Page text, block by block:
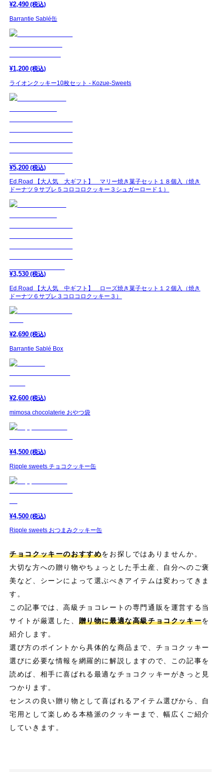
¥2,490 (税込)
Barrantie Sablé缶
¥1,200 (税込)
ライオンクッキー10枚セット - Kozue-Sweets
¥5,200 (税込)
Ed.Road 【大人気 大ギフト】 マリー焼き菓子セット１８個入（焼き
ドーナツ９サブレ５コロコロクッキー３シュガーロード１）
¥3,530 (税込)
Ed.Road 【大人気 中ギフト】 ローズ焼き菓子セット１２個入（焼き
ドーナツ６サブレ３コロコロクッキー３）
¥2,690 (税込)
Barrantie Sablé Box
¥2,600 (税込)
mimosa chocolaterie おやつ袋
¥4,500 (税込)
Ripple sweets チョコクッキー缶
¥4,500 (税込)
Ripple sweets おつまみクッキー缶
チョコクッキーのおすすめをお探しではありませんか。
大切な方への贈り物やちょっとした手土産、自分へのご褒
美など、シーンによって選ぶべきアイテムは変わってきま
す。
この記事では、高級チョコレートの専門通販を運営する当
サイトが厳選した、 贈り物に最適な高級チョコクッキーを
紹介します。
選び方のポイントから具体的な商品まで、チョコクッキー
選びに必要な情報を網羅的に解説しますので、この記事を
読めば、相手に喜ばれる最適なチョコクッキーがきっと見
つかります。
センスの良い贈り物として喜ばれるアイテム選びから、自
宅用として楽しめる本格派のクッキーまで、幅広くご紹介
していきます。